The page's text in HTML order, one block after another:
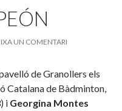
UN COMENTARI
de Granollers els
Catalana de Bàdminton,
i Georgina Montes